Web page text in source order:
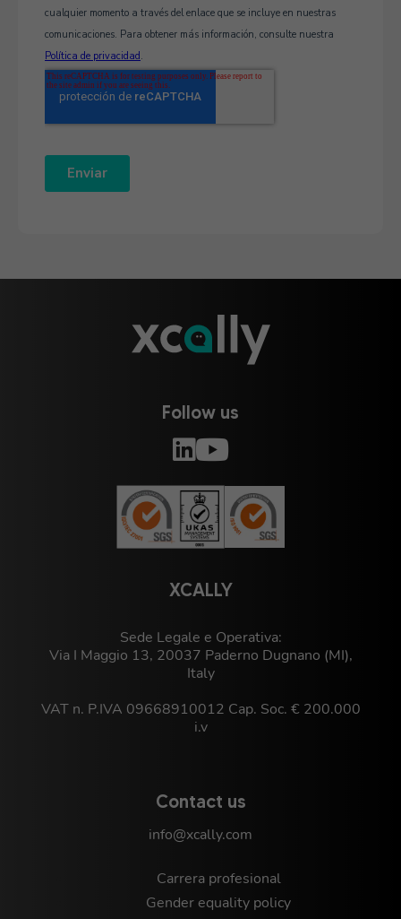
XCALLY
Sede Legale e Operativa:
Via I Maggio 13, 20037 Paderno Dugnano (MI),
Italy
VAT n. P.IVA 09668910012 Cap. Soc. € 200.000
i.v
Contact us
info@xcally.com
Carrera profesional
Gender equality policy
Follow us